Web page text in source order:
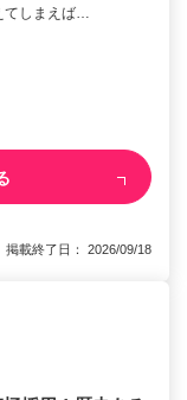
しまえば…
載終了日： 2026/09/18